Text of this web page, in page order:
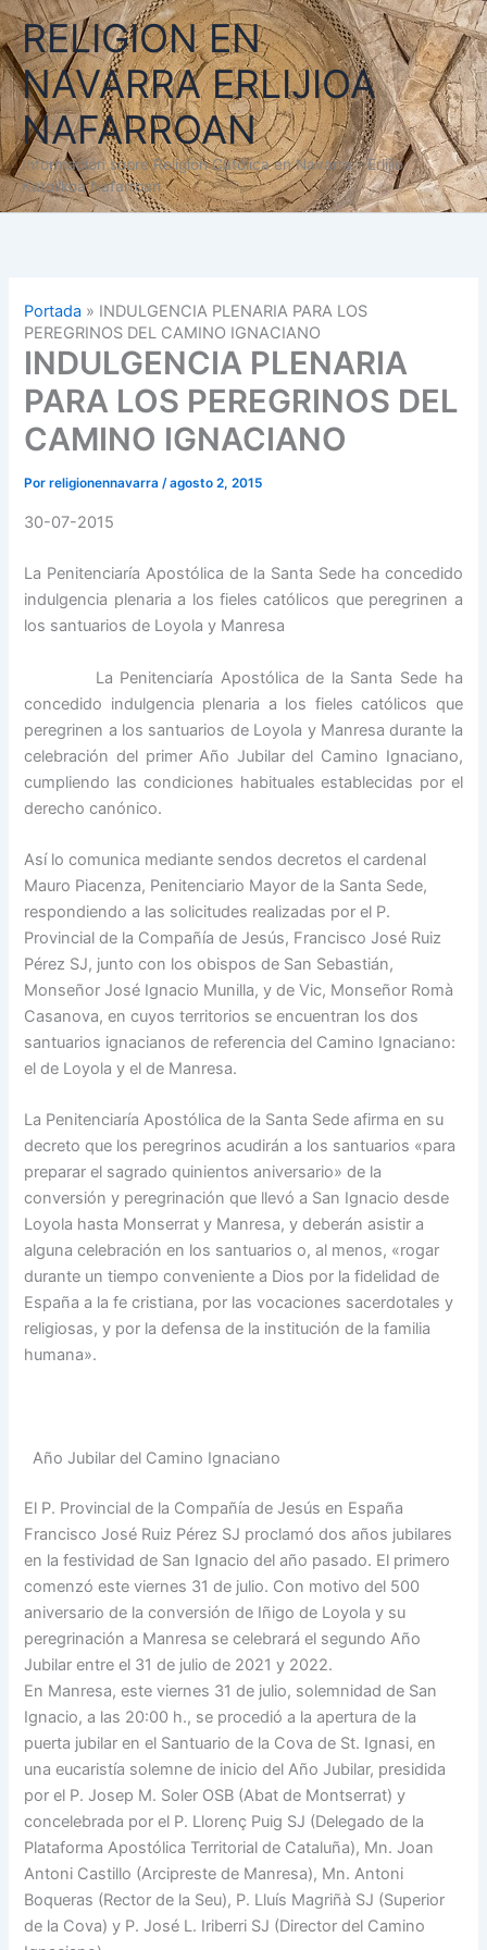
Ir
al
contenido
RELIGION EN
NAVARRA ERLIJIOA
NAFARROAN
Información sobre Religión Católica en Navarra - Erlijio
Katolikoa Nafarroan
Portada » INDULGENCIA PLENARIA PARA LOS
PEREGRINOS DEL CAMINO IGNACIANO
INDULGENCIA PLENARIA
PARA LOS PEREGRINOS DEL
CAMINO IGNACIANO
Porreligionennavarra/agosto 2, 2015
30-07-2015
La Penitenciaría Apostólica de la Santa Sede ha concedido
indulgencia plenaria a los fieles católicos que peregrinen a
los santuarios de Loyola y Manresa
La Penitenciaría Apostólica de la Santa Sede ha
concedido indulgencia plenaria a los fieles católicos que
peregrinen a los santuarios de Loyola y Manresa durante la
celebración del primer Año Jubilar del Camino Ignaciano,
cumpliendo las condiciones habituales establecidas por el
derecho canónico.
Así lo comunica mediante sendos decretos el cardenal
Mauro Piacenza, Penitenciario Mayor de la Santa Sede,
respondiendo a las solicitudes realizadas por el P.
Provincial de la Compañía de Jesús, Francisco José Ruiz
Pérez SJ, junto con los obispos de San Sebastián,
Monseñor José Ignacio Munilla, y de Vic, Monseñor Romà
Casanova, en cuyos territorios se encuentran los dos
santuarios ignacianos de referencia del Camino Ignaciano:
el de Loyola y el de Manresa.
La Penitenciaría Apostólica de la Santa Sede afirma en su
decreto que los peregrinos acudirán a los santuarios «para
preparar el sagrado quinientos aniversario» de la
conversión y peregrinación que llevó a San Ignacio desde
Loyola hasta Monserrat y Manresa, y deberán asistir a
alguna celebración en los santuarios o, al menos, «rogar
durante un tiempo conveniente a Dios por la fidelidad de
España a la fe cristiana, por las vocaciones sacerdotales y
religiosas, y por la defensa de la institución de la familia
humana».
Año Jubilar del Camino Ignaciano
El P. Provincial de la Compañía de Jesús en España
Francisco José Ruiz Pérez SJ proclamó dos años jubilares
en la festividad de San Ignacio del año pasado. El primero
comenzó este viernes 31 de julio. Con motivo del 500
aniversario de la conversión de Iñigo de Loyola y su
peregrinación a Manresa se celebrará el segundo Año
Jubilar entre el 31 de julio de 2021 y 2022.
En Manresa, este viernes 31 de julio, solemnidad de San
Ignacio, a las 20:00 h., se procedió a la apertura de la
puerta jubilar en el Santuario de la Cova de St. Ignasi, en
una eucaristía solemne de inicio del Año Jubilar, presidida
por el P. Josep M. Soler OSB (Abat de Montserrat) y
concelebrada por el P. Llorenç Puig SJ (Delegado de la
Plataforma Apostólica Territorial de Cataluña), Mn. Joan
Antoni Castillo (Arcipreste de Manresa), Mn. Antoni
Boqueras (Rector de la Seu), P. Lluís Magriñà SJ (Superior
de la Cova) y P. José L. Iriberri SJ (Director del Camino